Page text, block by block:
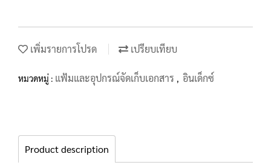
เพิ่มรายการโปรด เปรียบเทียบ
หมวดหมู่ : แฟ้มและอุปกรณ์จัดเก็บเอกสาร , อินเด็กซ์
Product description